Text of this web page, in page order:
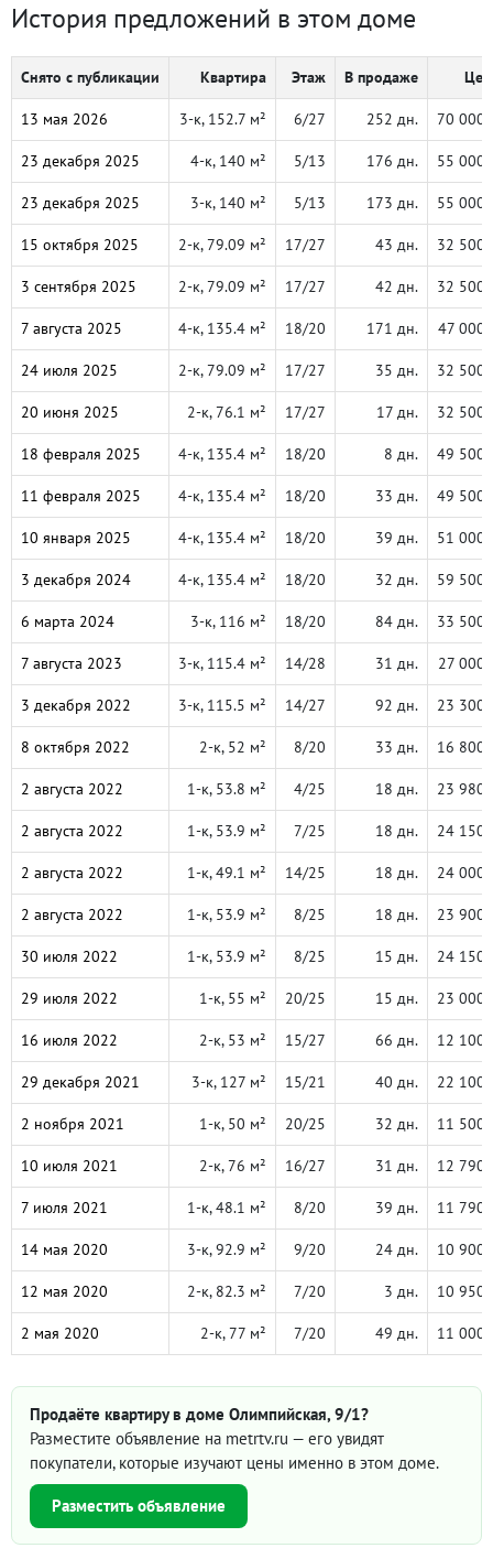
История предложений в этом доме
Снято с публикации Квартира Этаж В продаже
13 мая 2026 3-к, 152.7 м² 6/27 252 дн. 70 000
23 декабря 2025 4-к, 140 м² 5/13 176 дн. 55 000
23 декабря 2025 3-к, 140 м² 5/13 173 дн. 55 000
15 октября 2025 2-к, 79.09 м² 17/27 43 дн. 32 500
3 сентября 2025 2-к, 79.09 м² 17/27 42 дн. 32 500
7 августа 2025 4-к, 135.4 м² 18/20 171 дн. 47 000
24 июля 2025 2-к, 79.09 м² 17/27 35 дн. 32 500
20 июня 2025 2-к, 76.1 м² 17/27 17 дн. 32 500
18 февраля 2025 4-к, 135.4 м² 18/20 8 дн. 49 500
11 февраля 2025 4-к, 135.4 м² 18/20 33 дн. 49 500
10 января 2025 4-к, 135.4 м² 18/20 39 дн. 51 000
3 декабря 2024 4-к, 135.4 м² 18/20 32 дн. 59 500
6 марта 2024 3-к, 116 м² 18/20 84 дн. 33 500
7 августа 2023 3-к, 115.4 м² 14/28 31 дн. 27 000
3 декабря 2022 3-к, 115.5 м² 14/27 92 дн. 23 300
8 октября 2022 2-к, 52 м² 8/20 33 дн. 16 800
2 августа 2022 1-к, 53.8 м² 4/25 18 дн. 23 980
2 августа 2022 1-к, 53.9 м² 7/25 18 дн. 24 150
2 августа 2022 1-к, 49.1 м² 14/25 18 дн. 24 000
2 августа 2022 1-к, 53.9 м² 8/25 18 дн. 23 900
30 июля 2022 1-к, 53.9 м² 8/25 15 дн. 24 150
29 июля 2022 1-к, 55 м² 20/25 15 дн. 23 000
16 июля 2022 2-к, 53 м² 15/27 66 дн. 12 100
29 декабря 2021 3-к, 127 м² 15/21 40 дн. 22 100
2 ноября 2021 1-к, 50 м² 20/25 32 дн. 11 500
10 июля 2021 2-к, 76 м² 16/27 31 дн. 12 790
7 июля 2021 1-к, 48.1 м² 8/20 39 дн. 11 790
14 мая 2020 3-к, 92.9 м² 9/20 24 дн. 10 900
12 мая 2020 2-к, 82.3 м² 7/20 3 дн. 10 950
2 мая 2020 2-к, 77 м² 7/20 49 дн. 11 000
Продаёте квартиру в доме Олимпийская, 9/1?
Разместите объявление на metrtv.ru — его увидят
покупатели, которые изучают цены именно в этом доме.
Разместить объявление